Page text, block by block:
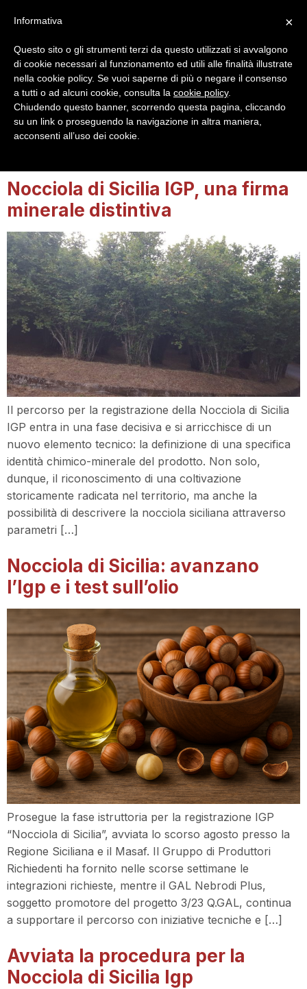
Login Registrazione
Nocciola di Sicilia IGP, una firma
minerale distintiva
Il percorso per la registrazione della Nocciola di Sicilia
IGP entra in una fase decisiva e si arricchisce di un
nuovo elemento tecnico: la definizione di una specifica
identità chimico-minerale del prodotto. Non solo,
dunque, il riconoscimento di una coltivazione
storicamente radicata nel territorio, ma anche la
possibilità di descrivere la nocciola siciliana attraverso
parametri […]
Nocciola di Sicilia: avanzano
l’Igp e i test sull’olio
Prosegue la fase istruttoria per la registrazione IGP
“Nocciola di Sicilia”, avviata lo scorso agosto presso la
Regione Siciliana e il Masaf. Il Gruppo di Produttori
Richiedenti ha fornito nelle scorse settimane le
integrazioni richieste, mentre il GAL Nebrodi Plus,
soggetto promotore del progetto 3/23 Q.GAL, continua
a supportare il percorso con iniziative tecniche e […]
Avviata la procedura per la
Nocciola di Sicilia Igp
×
Informativa
Questo sito o gli strumenti terzi da questo utilizzati si avvalgono
di cookie necessari al funzionamento ed utili alle finalità illustrate
nella cookie policy. Se vuoi saperne di più o negare il consenso
a tutti o ad alcuni cookie, consulta la cookie policy.
Chiudendo questo banner, scorrendo questa pagina, cliccando
su un link o proseguendo la navigazione in altra maniera,
acconsenti all’uso dei cookie.